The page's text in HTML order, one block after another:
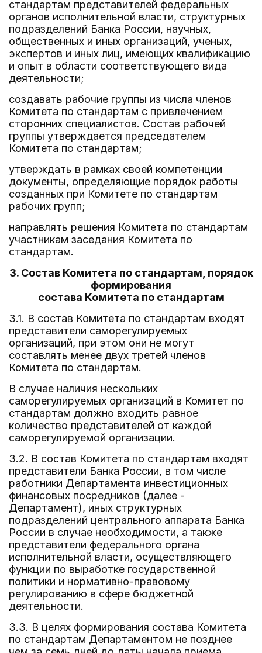
стандартам представителей федеральных
органов исполнительной власти, структурных
подразделений Банка России, научных,
общественных и иных организаций, ученых,
экспертов и иных лиц, имеющих квалификацию
и опыт в области соответствующего вида
деятельности;
создавать рабочие группы из числа членов
Комитета по стандартам с привлечением
сторонних специалистов. Состав рабочей
группы утверждается председателем
Комитета по стандартам;
утверждать в рамках своей компетенции
документы, определяющие порядок работы
созданных при Комитете по стандартам
рабочих групп;
направлять решения Комитета по стандартам
участникам заседания Комитета по
стандартам.
3. Состав Комитета по стандартам, порядок
формирования
состава Комитета по стандартам
3.1. В состав Комитета по стандартам входят
представители саморегулируемых
организаций, при этом они не могут
составлять менее двух третей членов
Комитета по стандартам.
В случае наличия нескольких
саморегулируемых организаций в Комитет по
стандартам должно входить равное
количество представителей от каждой
саморегулируемой организации.
3.2. В состав Комитета по стандартам входят
представители Банка России, в том числе
работники Департамента инвестиционных
финансовых посредников (далее -
Департамент), иных структурных
подразделений центрального аппарата Банка
России в случае необходимости, а также
представители федерального органа
исполнительной власти, осуществляющего
функции по выработке государственной
политики и нормативно-правовому
регулированию в сфере бюджетной
деятельности.
3.3. В целях формирования состава Комитета
по стандартам Департаментом не позднее